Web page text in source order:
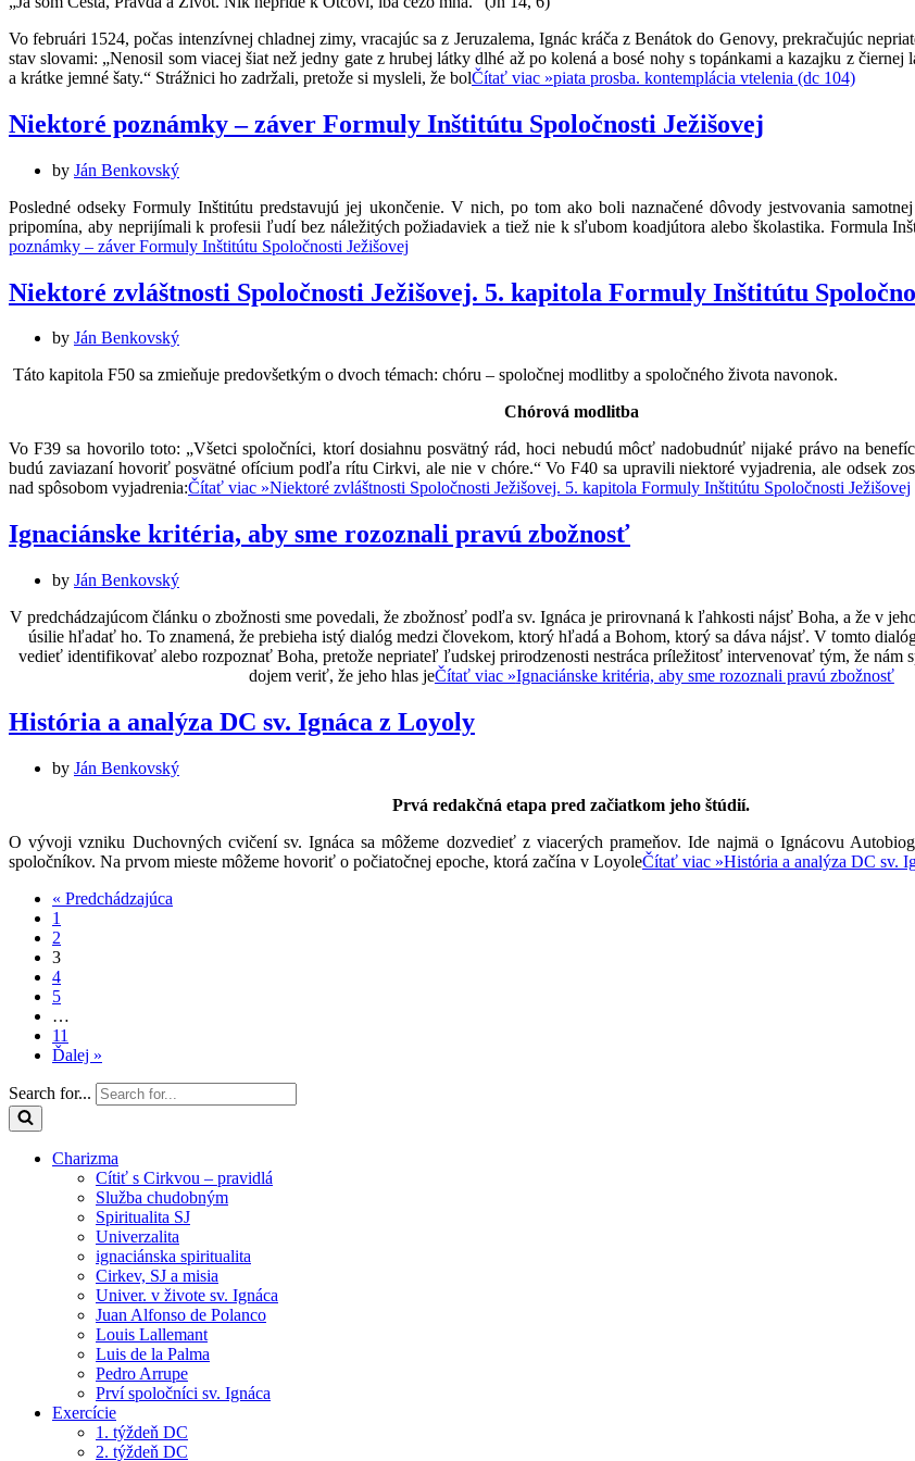
Vo februári 1524, počas intenzívnej chladnej zimy, vracajúc sa z Jeruzalema, Ignác kráča z Benátok do Genovy, prekračujúc
stav slovami: „Nenosil som viacej šiat než jedny gate z hrubej látky dlhé až po kolená a bosé nohy s topánkami a kazajku z čiernej
a krátke jemné šaty.“ Strážnici ho zadržali, pretože si mysleli, že bolČítať viac »piata prosba. kontemplácia vtelenia (dc 104)
Niektoré poznámky – záver Formuly Inštitútu Spoločnosti Ježišovej
by Ján Benkovský
Posledné odseky Formuly Inštitútu predstavujú jej ukončenie. V nich, po tom ako boli naznačené dôvody jestvovania
pripomína, aby neprijímali k profesii ľudí bez náležitých požiadaviek a tiež nie k sľubom koadjútora alebo školastika. Formula
poznámky – záver Formuly Inštitútu Spoločnosti Ježišovej
Niektoré zvláštnosti Spoločnosti Ježišovej. 5. kapitola Formuly Inštitútu
by Ján Benkovský
Táto kapitola F50 sa zmieňuje predovšetkým o dvoch témach: chóru – spoločnej modlitby a spoločného života navonok.
Chórová modlitba
Vo F39 sa hovorilo toto: „Všetci spoločníci, ktorí dosiahnu posvätný rád, hoci nebudú môcť nadobudnúť nijaké právo na
budú zaviazaní hovoriť posvätné ofícium podľa rítu Cirkvi, ale nie v chóre.“ Vo F40 sa upravili niektoré vyjadrenia, ale odsek
nad spôsobom vyjadrenia:Čítať viac »Niektoré zvláštnosti Spoločnosti Ježišovej. 5. kapitola Formuly Inštitútu Spoločnosti Ježišovej
Ignaciánske kritéria, aby sme rozoznali pravú zbožnosť
by Ján Benkovský
V predchádzajúcom článku o zbožnosti sme povedali, že zbožnosť podľa sv. Ignáca je prirovnaná k ľahkosti nájsť Boha, a že v
úsilie hľadať ho. To znamená, že prebieha istý dialóg medzi človekom, ktorý hľadá a Bohom, ktorý sa dáva nájsť. V tomto
vedieť identifikovať alebo rozpoznať Boha, pretože nepriateľ ľudskej prirodzenosti nestráca príležitosť intervenovať tým, že nám
dojem veriť, že jeho hlas jeČítať viac »Ignaciánske kritéria, aby sme rozoznali pravú zbožnosť
História a analýza DC sv. Ignáca z Loyoly
by Ján Benkovský
Prvá redakčná etapa pred začiatkom jeho štúdií.
O vývoji vzniku Duchovných cvičení sv. Ignáca sa môžeme dozvedieť z viacerých prameňov. Ide najmä o Ignácovu
spoločníkov. Na prvom mieste môžeme hovoriť o počiatočnej epoche, ktorá začína v LoyoleČítať viac »História a analýza DC sv.
« Predchádzajúca
1
2
3
4
5
…
11
Ďalej »
Search for...
Charizma
Cítiť s Cirkvou – pravidlá
Služba chudobným
Spiritualita SJ
Univerzalita
ignaciánska spiritualita
Cirkev, SJ a misia
Univer. v živote sv. Ignáca
Juan Alfonso de Polanco
Louis Lallemant
Luis de la Palma
Pedro Arrupe
Prví spoločníci sv. Ignáca
Exercície
1. týždeň DC
2. týždeň DC